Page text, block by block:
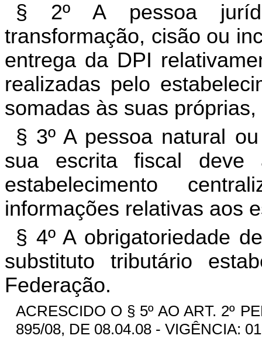
§ 2º A pessoa
transformação, cisão ou
entrega da DPI
realizadas pelo
somadas às suas
§ 3º A pessoa natural
sua escrita fiscal deve
estabelecimento
informações relativas aos
§ 4º A obrigatoriedade
substituto tributário
Federação.
ACRESCIDO O § 5º AO ART. 2º
895/08, DE 08.04.08 - VIGÊNCIA: